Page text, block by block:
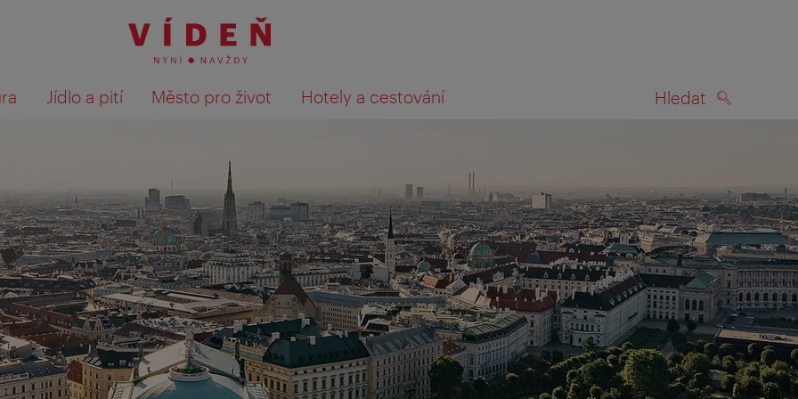
Jídlo a pití Město pro život Hotely a cestování Hledat